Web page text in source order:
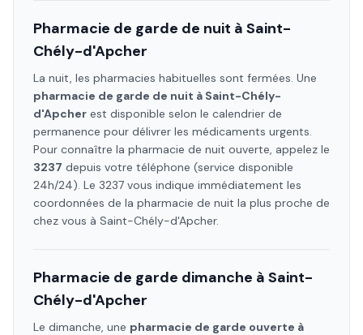
Pharmacie de garde de nuit à Saint-
Chély-d'Apcher
La nuit, les pharmacies habituelles sont fermées. Une
pharmacie de garde de nuit à Saint-Chély-
d'Apcher est disponible selon le calendrier de
permanence pour délivrer les médicaments urgents.
Pour connaître la pharmacie de nuit ouverte, appelez le
3237 depuis votre téléphone (service disponible
24h/24). Le 3237 vous indique immédiatement les
coordonnées de la pharmacie de nuit la plus proche de
chez vous à Saint-Chély-d'Apcher.
Pharmacie de garde dimanche à Saint-
Chély-d'Apcher
Le dimanche, une pharmacie de garde ouverte à